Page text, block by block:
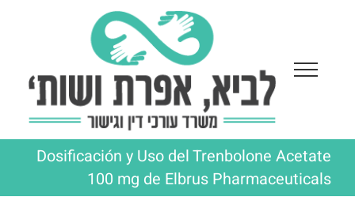
Dosificación y Uso del Trenbolone Acetate
100 mg de Elbrus Pharmaceuticals